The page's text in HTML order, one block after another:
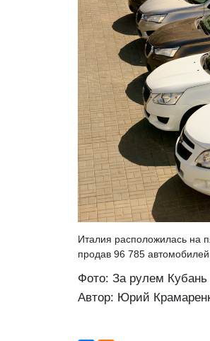
Италия расположилась на
продав 96 785
Фото: За рулем Кубань
Автор: Юрий